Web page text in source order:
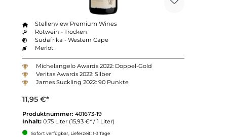
Stellenview Premium Wines
Rotwein - Trocken
Südafrika - Western Cape
Merlot
Michelangelo Awards 2022: Doppel-Gold
Veritas Awards 2022: Silber
James Suckling 2022: 90 Punkte
11,95 €*
Produktnummer: 401673-19
Inhalt: 0.75 Liter (15,93 €* / 1 Liter)
Sofort verfügbar, Lieferzeit: 1-3 Tage